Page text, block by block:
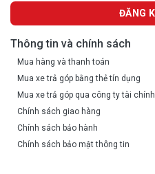
Thông tin và chính sách
Mua hàng và thanh toán
Mua xe trả góp bằng thẻ tín dụng
Mua xe trả góp qua công ty tài chính
Chính sách giao hàng
Chính sách bảo hành
Chính sách bảo mật thông tin